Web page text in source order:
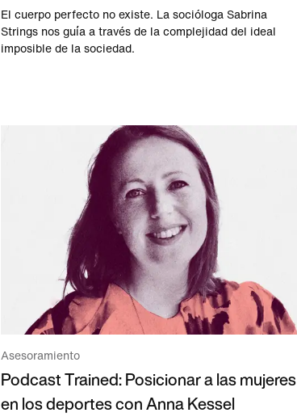
El cuerpo perfecto no existe. La socióloga Sabrina
Strings nos guía a través de la complejidad del ideal
imposible de la sociedad.
Asesoramiento
Podcast Trained: Posicionar a las mujeres
en los deportes con Anna Kessel